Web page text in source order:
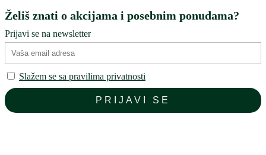
Želiš znati o akcijama i posebnim ponudama?
Prijavi se na newsletter
Slažem se sa pravilima privatnosti